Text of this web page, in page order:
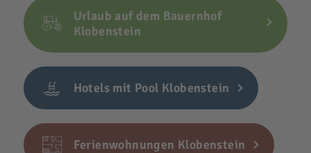
Urlaub auf dem Bauernhof
Klobenstein
Hotels mit Pool Klobenstein
Ferienwohnungen Klobenstein